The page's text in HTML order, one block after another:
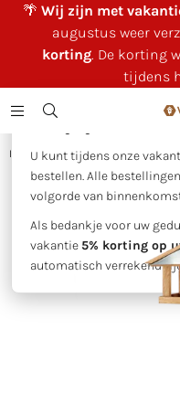
🌴 Wij zijn met
augustus weer
korting. De korting
tijdens
U kunt tijdens onze
bestellen. Alle
volgorde van
Als bedankje voor uw
vakantie5% korting op
automatisch verrekend
Huis Voedertafel eiken